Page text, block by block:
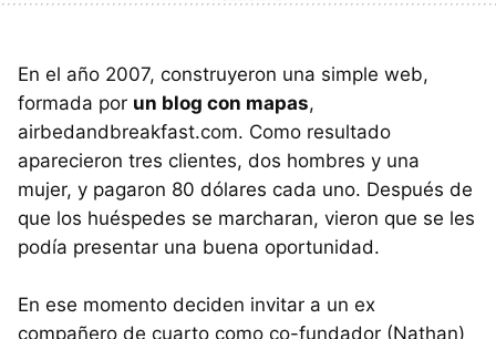
En el año 2007, construyeron una simple web,
formada por un blog con mapas,
airbedandbreakfast.com. Como resultado
aparecieron tres clientes, dos hombres y una
mujer, y pagaron 80 dólares cada uno. Después de
que los huéspedes se marcharan, vieron que se les
podía presentar una buena oportunidad.
En ese momento deciden invitar a un ex
compañero de cuarto como co-fundador (Nathan)